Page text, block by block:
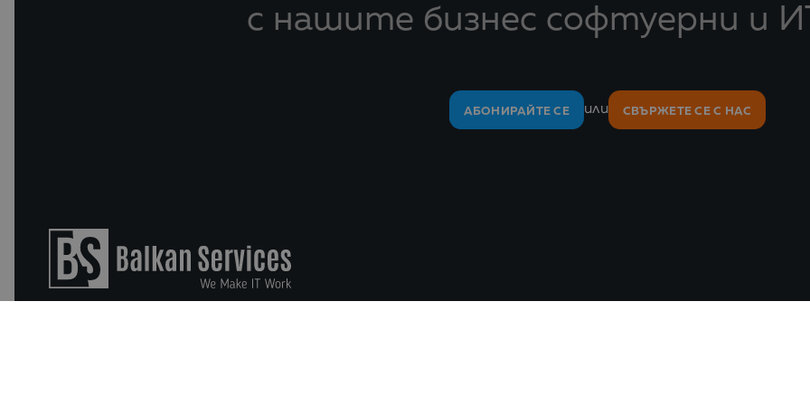
с нашите бизнес софтуерни и
АБОНИРАЙТЕ СЕ или СВЪРЖЕТЕ СЕ С НАС